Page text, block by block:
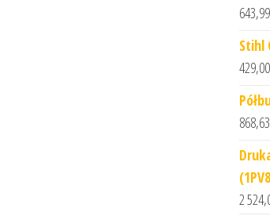
643,99
Stihl
429,00
868,63
2